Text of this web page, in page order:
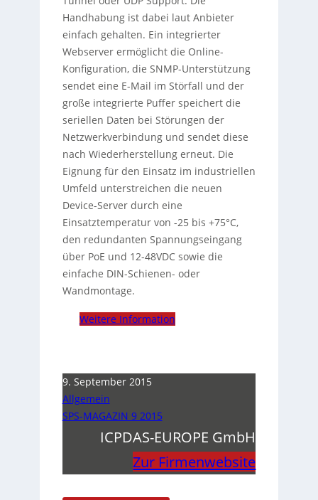
Handhabung ist dabei laut Anbieter
einfach gehalten. Ein integrierter
Webserver ermöglicht die Online-
Konfiguration, die SNMP-Unterstützung
sendet eine E-Mail im Störfall und der
große integrierte Puffer speichert die
seriellen Daten bei Störungen der
Netzwerkverbindung und sendet diese
nach Wiederherstellung erneut. Die
Eignung für den Einsatz im industriellen
Umfeld unterstreichen die neuen
Device-Server durch eine
Einsatztemperatur von -25 bis +75°C,
den redundanten Spannungseingang
über PoE und 12-48VDC sowie die
einfache DIN-Schienen- oder
Wandmontage.
Weitere Information
9. September 2015
Allgemein
SPS-MAGAZIN 9 2015
ICPDAS-EUROPE GmbH
Zur Firmenwebsite